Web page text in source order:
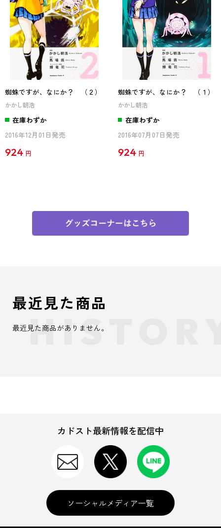
蜘蛛ですが、なにか？ （２）
かかし朝浩
在庫わずか
2016年12月01日発売
924 円
蜘蛛ですが、なにか？ （１）
かかし朝浩
在庫わずか
2016年07月07日発売
924 円
最近見た商品
最近見た商品がありません。
カドスト最新情報を配信中
ソーシャルメディア一覧